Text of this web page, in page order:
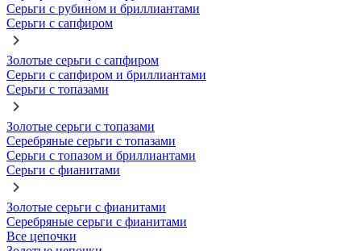
Серьги с рубином и бриллиантами
Серьги с сапфиром
Золотые серьги с сапфиром
Серьги с сапфиром и бриллиантами
Серьги с топазами
Золотые серьги с топазами
Серебряные серьги с топазами
Серьги с топазом и бриллиантами
Серьги с фианитами
Золотые серьги с фианитами
Серебряные серьги с фианитами
Все цепочки